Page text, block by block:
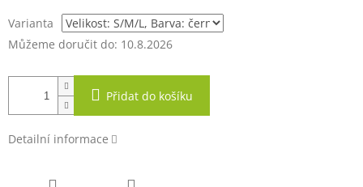
Varianta
Můžeme doručit do: 10.8.2026
Přidat do košíku
Detailní informace